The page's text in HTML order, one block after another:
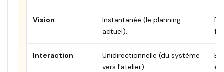
Vision
Instantanée (le planning
actuel).
Interaction
Unidirectionnelle (du système
vers l'atelier).